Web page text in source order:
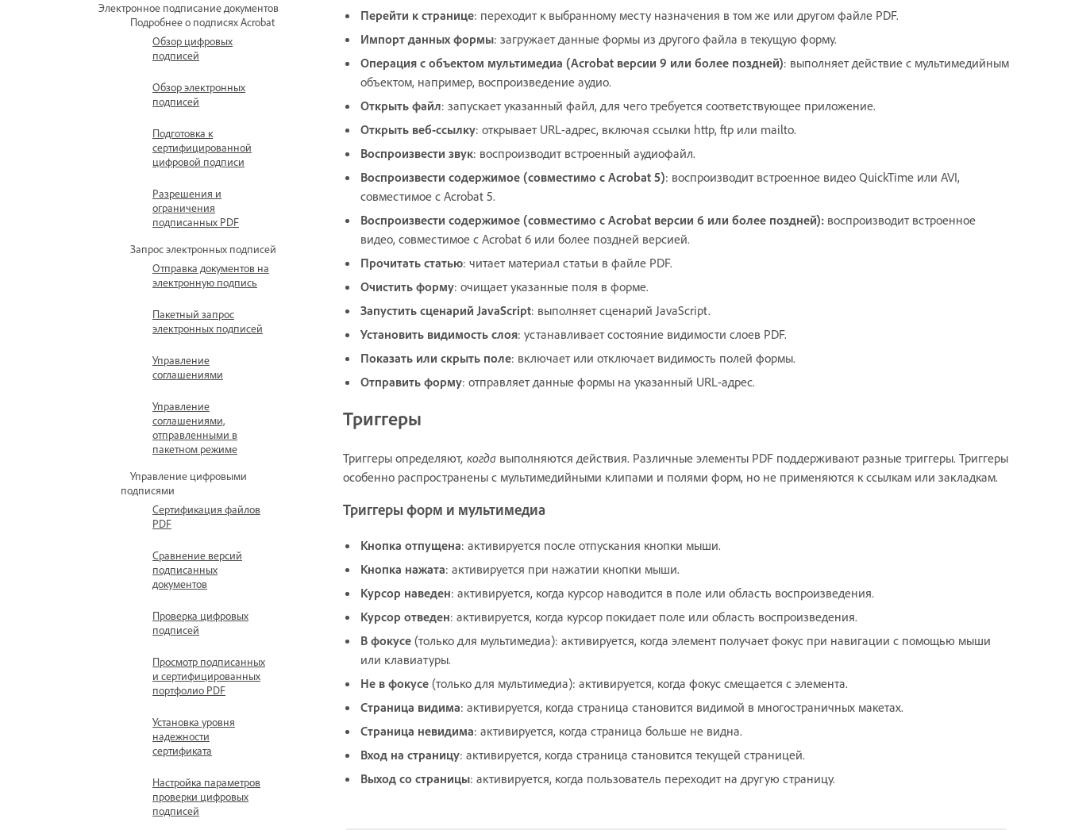
Электронное подписание документов
Подробнее о подписях Acrobat
Обзор цифровых
подписей
Обзор электронных
подписей
Подготовка к
сертифицированной
цифровой подписи
Разрешения и
ограничения
подписанных PDF
Запрос электронных подписей
Отправка документов на
электронную подпись
Пакетный запрос
электронных подписей
Управление
соглашениями
Управление
соглашениями,
отправленными в
пакетном режиме
Управление цифровыми
подписями
Сертификация файлов
PDF
Сравнение версий
подписанных
документов
Проверка цифровых
подписей
Просмотр подписанных
и сертифицированных
портфолио PDF
Установка уровня
надежности
сертификата
Настройка параметров
проверки цифровых
подписей
Перейти к странице: переходит к выбранному месту назначения в том же или другом файле PDF.
Импорт данных формы: загружает данные формы из другого файла в текущую форму.
Операция с объектом мультимедиа (Acrobat версии 9 или более поздней): выполняет действие с мультимедийным
объектом, например, воспроизведение аудио.
Открыть файл: запускает указанный файл, для чего требуется соответствующее приложение.
Открыть веб-ссылку: открывает URL-адрес, включая ссылки http, ftp или mailto.
Воспроизвести звук: воспроизводит встроенный аудиофайл.
Воспроизвести содержимое (совместимо с Acrobat 5): воспроизводит встроенное видео QuickTime или AVI,
совместимое с Acrobat 5.
Воспроизвести содержимое (совместимо с Acrobat версии 6 или более поздней): воспроизводит встроенное
видео, совместимое с Acrobat 6 или более поздней версией.
Прочитать статью: читает материал статьи в файле PDF.
Очистить форму: очищает указанные поля в форме.
Запустить сценарий JavaScript: выполняет сценарий JavaScript.
Установить видимость слоя: устанавливает состояние видимости слоев PDF.
Показать или скрыть поле: включает или отключает видимость полей формы.
Отправить форму: отправляет данные формы на указанный URL-адрес.
Триггеры
Триггеры определяют, когда выполняются действия. Различные элементы PDF поддерживают разные триггеры. Триггеры
особенно распространены с мультимедийными клипами и полями форм, но не применяются к ссылкам или закладкам.
Триггеры форм и мультимедиа
Кнопка отпущена: активируется после отпускания кнопки мыши.
Кнопка нажата: активируется при нажатии кнопки мыши.
Курсор наведен: активируется, когда курсор наводится в поле или область воспроизведения.
Курсор отведен: активируется, когда курсор покидает поле или область воспроизведения.
В фокусе (только для мультимедиа): активируется, когда элемент получает фокус при навигации с помощью мыши
или клавиатуры.
Не в фокусе (только для мультимедиа): активируется, когда фокус смещается с элемента.
Страница видима: активируется, когда страница становится видимой в многостраничных макетах.
Страница невидима: активируется, когда страница больше не видна.
Вход на страницу: активируется, когда страница становится текущей страницей.
Выход со страницы: активируется, когда пользователь переходит на другую страницу.